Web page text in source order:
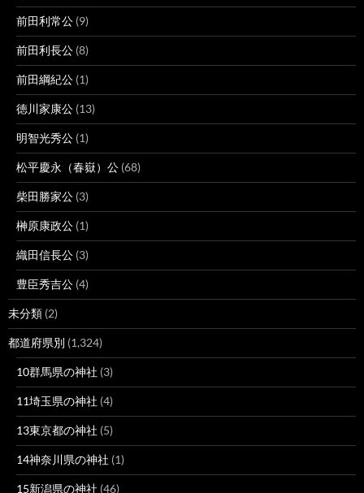
前田利常公 (9)
前田利長公 (8)
前田綱紀公 (1)
徳川家康公 (13)
明智光秀公 (1)
松平慶永（春嶽）公 (68)
柴田勝家公 (3)
榊原康政公 (1)
織田信長公 (3)
豊臣秀吉公 (4)
未分類 (2)
都道府県別 (1,324)
10群馬県の神社 (3)
11埼玉県の神社 (4)
13東京都の神社 (5)
14神奈川県の神社 (1)
15新潟県の神社 (46)